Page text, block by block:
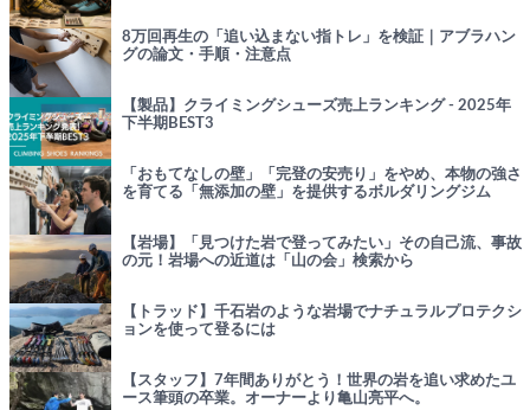
8万回再生の「追い込まない指トレ」を検証｜アブラハン
グの論文・手順・注意点
【製品】クライミングシューズ売上ランキング - 2025年
下半期BEST3
「おもてなしの壁」「完登の安売り」をやめ、本物の強さ
を育てる「無添加の壁」を提供するボルダリングジム
【岩場】「見つけた岩で登ってみたい」その自己流、事故
の元！岩場への近道は「山の会」検索から
【トラッド】千石岩のような岩場でナチュラルプロテクシ
ョンを使って登るには
【スタッフ】7年間ありがとう！世界の岩を追い求めたユ
ース筆頭の卒業。オーナーより亀山亮平へ。